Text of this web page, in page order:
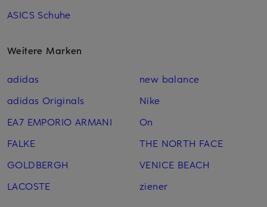
ASICS Schuhe
Weitere Marken
adidas
adidas Originals
EA7 EMPORIO ARMANI
FALKE
GOLDBERGH
LACOSTE
new balance
Nike
On
THE NORTH FACE
VENICE BEACH
ziener